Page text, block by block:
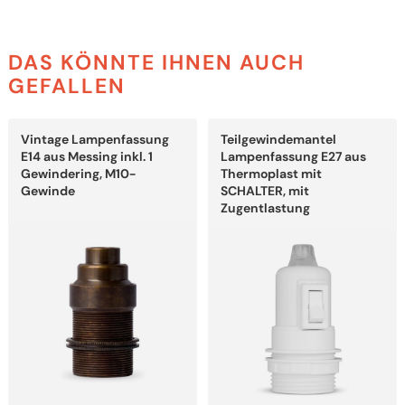
DAS KÖNNTE IHNEN AUCH
GEFALLEN
Vintage Lampenfassung
E14 aus Messing inkl. 1
Gewindering, M10-
Gewinde
Produkt
weist
mehrere
Varianten
auf.
Produktseite
Teilgewindemantel
Lampenfassung E27 aus
Thermoplast mit
SCHALTER, mit
Zugentlastung
Produkt
weist
mehrere
Varianten
auf.
Die